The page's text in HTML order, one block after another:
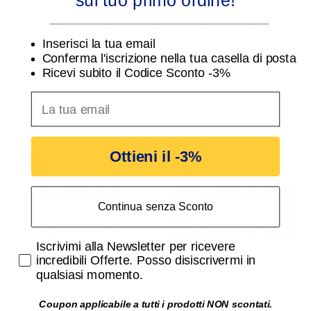
protezione Bticino Living
1,84 €
categoria:
Placca Bticino Living Now
-3%
Inserisci la tua email
Conferma l'iscrizione nella tua casella di posta
Ricevi subito il Codice Sconto -3%
Ottieni il -3%
Continua senza Sconto
Accetta di ricevere email promozionali
Iscrivimi alla Newsletter per ricevere
incredibili Offerte. Posso disiscrivermi in
qualsiasi momento.
Coupon applicabile a tutti i prodotti NON scontati.